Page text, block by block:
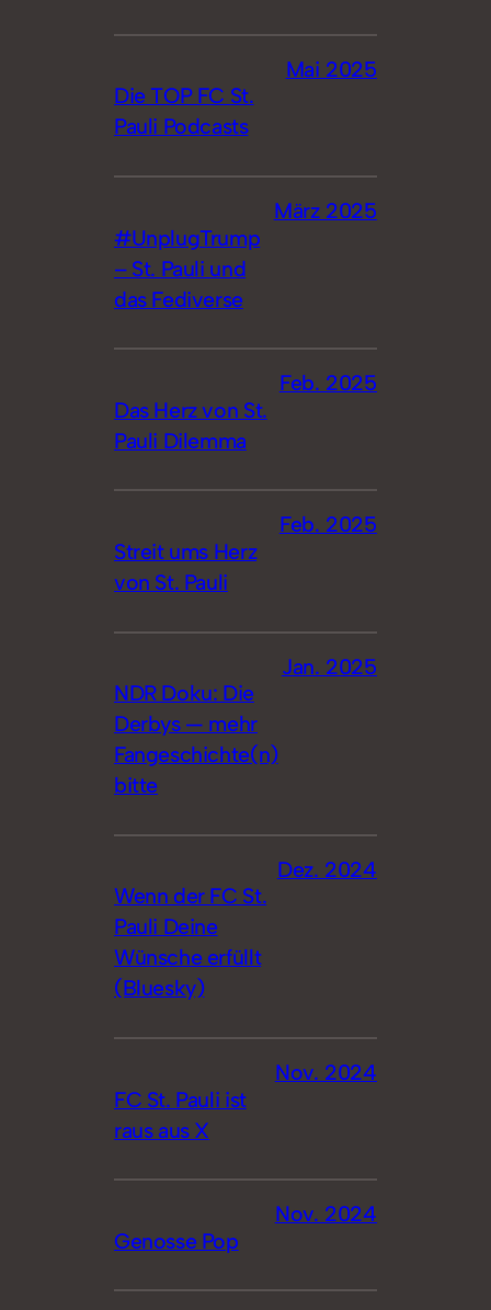
Die TOP FC St.
Pauli Podcasts
Mai 2025
#UnplugTrump
– St. Pauli und
das Fediverse
März 2025
Das Herz von St.
Pauli Dilemma
Feb. 2025
Streit ums Herz
von St. Pauli
Feb. 2025
NDR Doku: Die
Derbys — mehr
Fangeschichte(n)
bitte
Jan. 2025
Wenn der FC St.
Pauli Deine
Wünsche erfüllt
(Bluesky)
Dez. 2024
FC St. Pauli ist
raus aus X
Nov. 2024
Genosse Pop
Nov. 2024